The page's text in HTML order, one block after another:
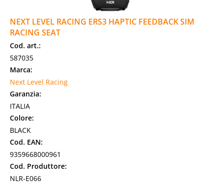
NEXT LEVEL RACING ERS3 HAPTIC FEEDBACK SIM
RACING SEAT
Cod. art.:
587035
Marca:
Next Level Racing
Garanzia:
ITALIA
Colore:
BLACK
Cod. EAN:
9359668000961
Cod. Produttore:
NLR-E066